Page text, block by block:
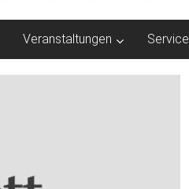
Veranstaltungen Service